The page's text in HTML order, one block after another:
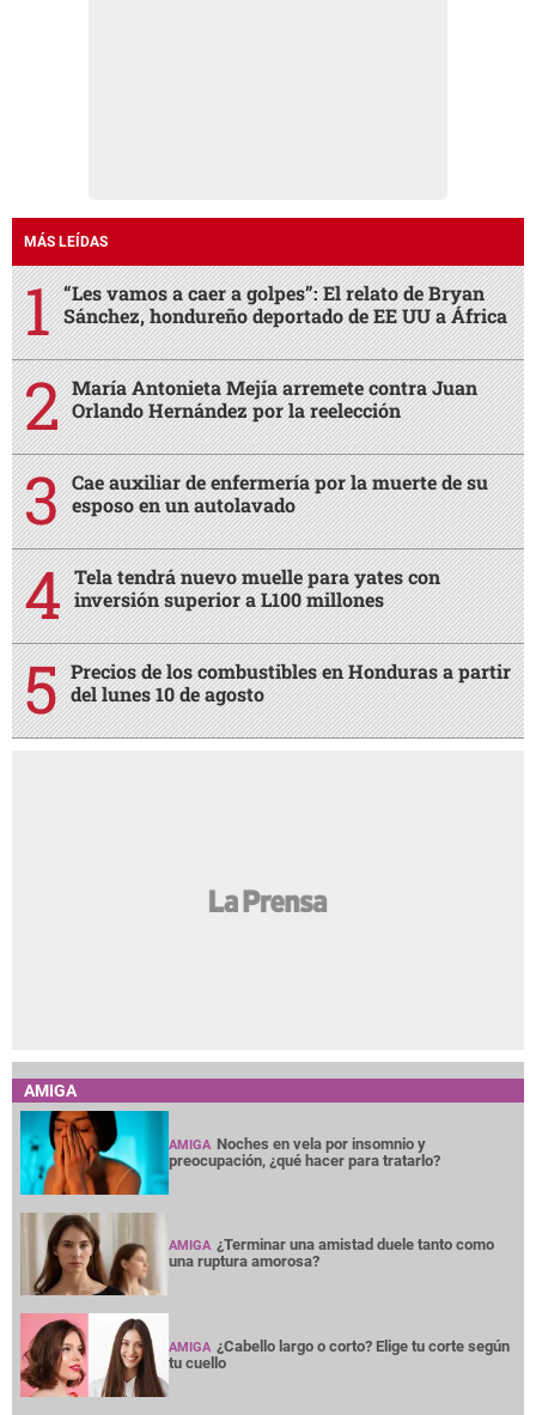
MÁS LEÍDAS
“Les vamos a caer a golpes”: El relato de Bryan
Sánchez, hondureño deportado de EE UU a África
María Antonieta Mejía arremete contra Juan
Orlando Hernández por la reelección
Cae auxiliar de enfermería por la muerte de su
esposo en un autolavado
Tela tendrá nuevo muelle para yates con
inversión superior a L100 millones
Precios de los combustibles en Honduras a partir
del lunes 10 de agosto
AMIGA
AMIGA Noches en vela por insomnio y
preocupación, ¿qué hacer para tratarlo?
AMIGA ¿Terminar una amistad duele tanto como
una ruptura amorosa?
AMIGA ¿Cabello largo o corto? Elige tu corte según
tu cuello